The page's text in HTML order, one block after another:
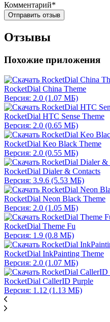
Комментарий*
Отправить отзыв
Отзывы
Похожие приложения
RocketDial China Theme
Версия: 2.0 (1.07 МБ)
RocketDial HTC Sense Theme
Версия: 2.0 (0.65 МБ)
RocketDial Keo Black Theme
Версия: 2.0 (0.55 МБ)
RocketDial Dialer & Contacts
Версия: 3.9.6 (5.53 МБ)
RocketDial Neon Black Theme
Версия: 2.0 (1.05 МБ)
RocketDial Theme Fu
Версия: 1.9 (0.8 МБ)
RocketDial InkPainting Theme
Версия: 2.0 (1.07 МБ)
RocketDial CallerID Purple
Версия: 1.12 (1.13 МБ)